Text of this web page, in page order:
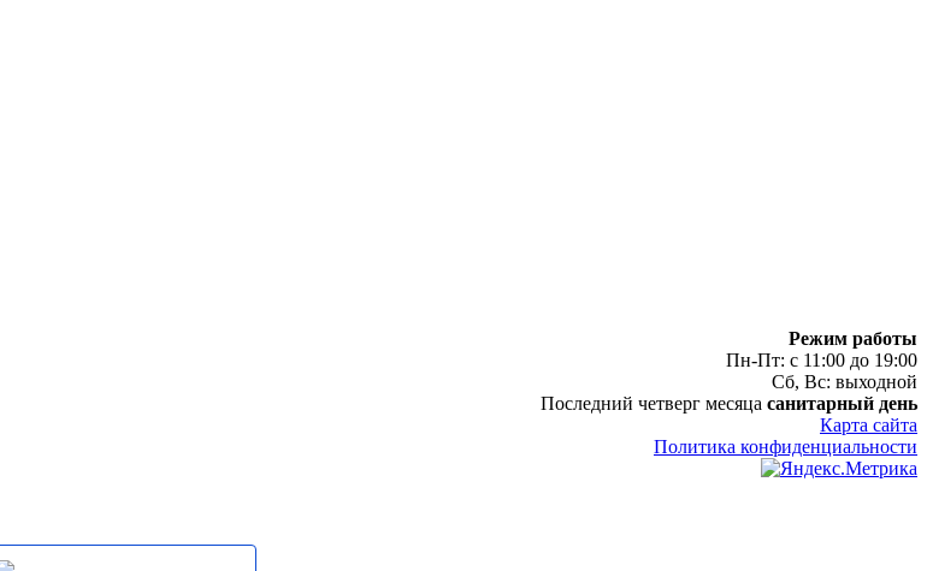
Режим работы
Пн-Пт: с 11:00 до 19:00
Сб, Вс: выходной
Последний четверг месяца санитарный день
Карта сайта
Политика конфиденциальности